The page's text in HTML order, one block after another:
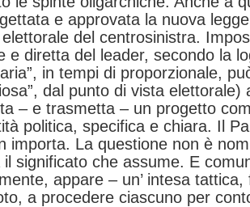
e approvata la nuova
del centrosinistra.
e diretta del leader, secondo la
in tempi di proporzionale,
dal punto di vista elettorale)
– e trasmetta – un progetto
politica, specifica e chiara. Il
importa. La questione non è
il significato che assume. E
appare – un’ intesa
a procedere ciascuno per